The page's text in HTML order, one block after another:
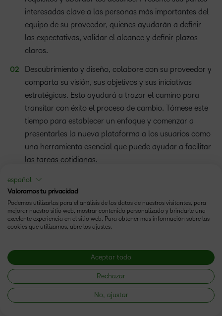
interesadas clave a las personas más importantes del
equipo de su proveedor, quienes ayudarán a definir
las expectativas, validar el alcance y definir plazos
claros.
Descubrimiento y diseño, colabore con su proveedor y
comparta su visión, sus objetivos y sus iniciativas
estratégicas. Esto ayudará a trazar el camino para
transitar con éxito el proceso de cambio. Tómese este
tiempo para establecer un enfoque y comenzar a
presentarles la nueva plataforma a los usuarios como
una herramienta esencial que puede ayudar a facilitar
las tareas cotidianas.
Capacitación e instrucción: hable con su proveedor
para elaborar un programa de capacitación para la
comunidad del campus. Adopte un enfoque por
etapas que incorpore distintos estilos de aprendizaje,
como el aprendizaje bajo demanda o asíncrono, o los
recomendaciones para mejorar el desarrollo de los
cursos y, así, elevar el contenido.
Preparación y lanzamiento: elabore un plan de
lanzamiento y comunicación detallado para compartir
español
Valoramos tu privacidad
Podemos utilizarlas para el análisis de los datos de nuestros visitantes, para
mejorar nuestro sitio web, mostrar contenido personalizado y brindarle una
excelente experiencia en el sitio web. Para obtener más información sobre las
cookies que utilizamos, abre los ajustes.
Aceptar todo
Rechazar
No, ajustar